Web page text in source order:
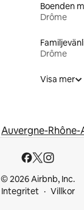
Boenden
Drôme
Drôme
Visa mer
Auvergne-Rhône-
© 2026 Airbnb, Inc.
Integritet
Villkor